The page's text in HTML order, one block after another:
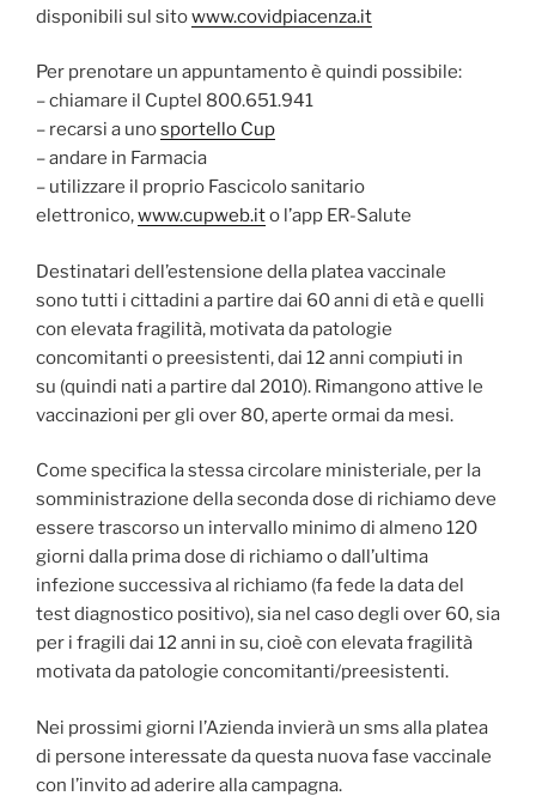
disponibili sul sitowww.covidpiacenza.it
Per prenotare un appuntamento è quindi possibile:
– chiamare il Cuptel 800.651.941
– recarsi a unosportello Cup
– andare in Farmacia
– utilizzare il proprio Fascicolo sanitario
elettronico,www.cupweb.ito l’app ER-Salute
Destinatari dell’estensione della platea vaccinale
sono tutti i cittadini a partire dai 60 anni di età e quelli
con elevata fragilità, motivata da patologie
concomitanti o preesistenti, dai 12 anni compiuti in
su (quindi nati a partire dal 2010). Rimangono attive le
vaccinazioni per gli over 80, aperte ormai da mesi.
Come specifica la stessa circolare ministeriale, per la
somministrazione della seconda dose di richiamo deve
essere trascorso un intervallo minimo di almeno 120
giorni dalla prima dose di richiamo o dall’ultima
infezione successiva al richiamo (fa fede la data del
test diagnostico positivo), sia nel caso degli over 60, sia
per i fragili dai 12 anni in su, cioè con elevata fragilità
motivata da patologie concomitanti/preesistenti.
Nei prossimi giorni l’Azienda invierà un sms alla platea
di persone interessate da questa nuova fase vaccinale
con l’invito ad aderire alla campagna.